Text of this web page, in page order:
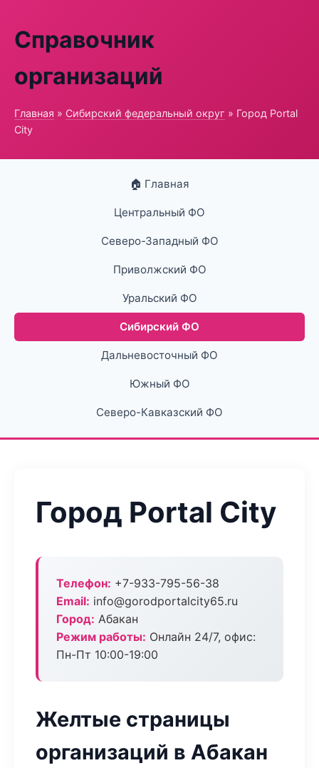
Справочник
организаций
Главная » Сибирский федеральный округ » Город Portal
City
🏠 Главная
Центральный ФО
Северо-Западный ФО
Приволжский ФО
Уральский ФО
Сибирский ФО
Дальневосточный ФО
Южный ФО
Северо-Кавказский ФО
Город Portal City
Телефон: +7-933-795-56-38
Email: info@gorodportalcity65.ru
Город: Абакан
Режим работы: Онлайн 24/7, офис:
Пн-Пт 10:00-19:00
Желтые страницы
организаций в Абакан